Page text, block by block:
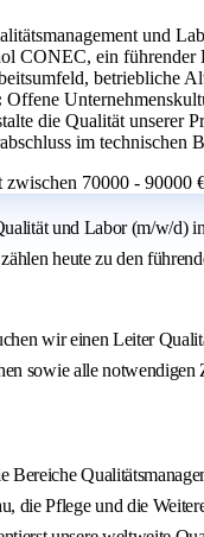
und
CONEC, ein führender
betriebliche
Offene
die Qualität unserer
im technischen
70000 - 90000
und Labor (m/w/d)
heute zu den
wir einen Leiter
sowie alle
Bereiche
die Pflege und die